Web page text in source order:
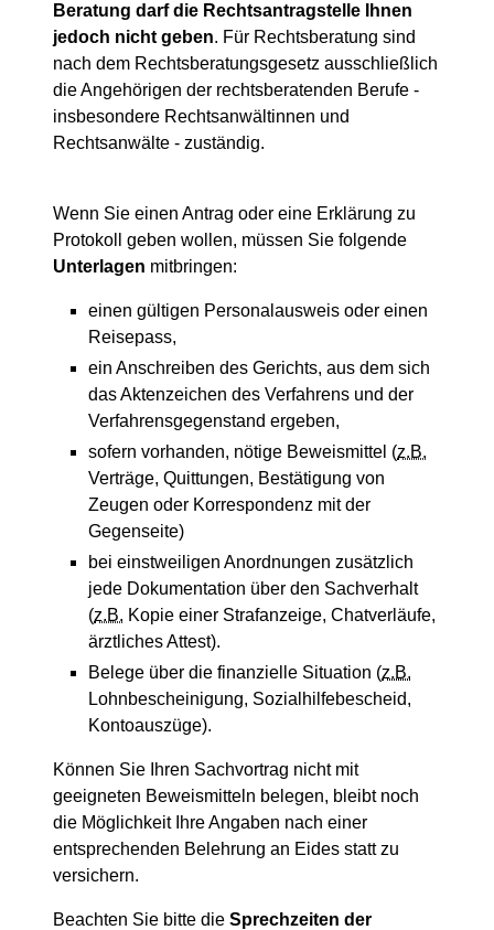
Beratung darf die Rechtsantragstelle Ihnen
jedoch nicht geben. Für Rechtsberatung sind
nach dem Rechtsberatungsgesetz ausschließlich
die Angehörigen der rechtsberatenden Berufe -
insbesondere Rechtsanwältinnen und
Rechtsanwälte - zuständig.
Wenn Sie einen Antrag oder eine Erklärung zu
Protokoll geben wollen, müssen Sie folgende
Unterlagen mitbringen:
einen gültigen Personalausweis oder einen
Reisepass,
ein Anschreiben des Gerichts, aus dem sich
das Aktenzeichen des Verfahrens und der
Verfahrensgegenstand ergeben,
sofern vorhanden, nötige Beweismittel (z.B.
Verträge, Quittungen, Bestätigung von
Zeugen oder Korrespondenz mit der
Gegenseite)
bei einstweiligen Anordnungen zusätzlich
jede Dokumentation über den Sachverhalt
(z.B. Kopie einer Strafanzeige, Chatverläufe,
ärztliches Attest).
Belege über die finanzielle Situation (z.B.
Lohnbescheinigung, Sozialhilfebescheid,
Kontoauszüge).
Können Sie Ihren Sachvortrag nicht mit
geeigneten Beweismitteln belegen, bleibt noch
die Möglichkeit Ihre Angaben nach einer
entsprechenden Belehrung an Eides statt zu
versichern.
Beachten Sie bitte die Sprechzeiten der